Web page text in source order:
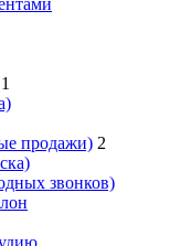
1
продажи) 2
звонков)